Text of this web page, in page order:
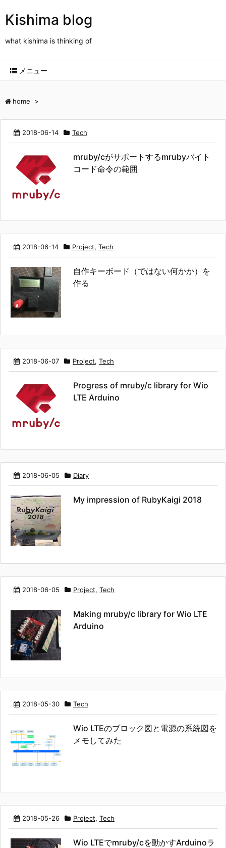
Kishima blog
what kishima is thinking of
メニュー
home >
2018-06-14 Tech
mruby/cがサポートするmrubyバイト
コード命令の範囲
2018-06-14 Project, Tech
自作キーボード（ではない何かか）を
作る
2018-06-07 Project, Tech
Progress of mruby/c library for Wio
LTE Arduino
2018-06-05 Diary
My impression of RubyKaigi 2018
2018-06-05 Project, Tech
Making mruby/c library for Wio LTE
Arduino
2018-05-30 Tech
Wio LTEのブロック図と電源の系統図を
メモしてみた
2018-05-26 Project, Tech
Wio LTEでmruby/cを動かすArduinoラ